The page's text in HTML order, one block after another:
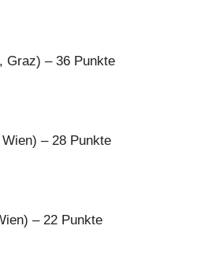
Graz) – 36 Punkte
– 28 Punkte
– 22 Punkte